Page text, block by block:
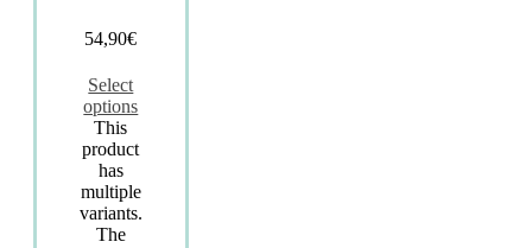
54,90€
Select
options
This
product
has
multiple
variants.
The